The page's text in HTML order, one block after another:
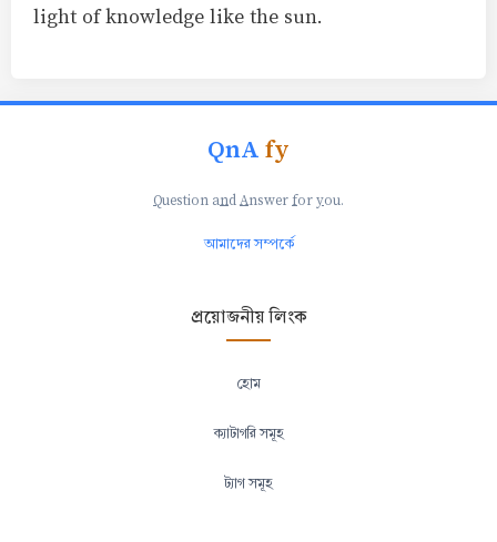
light of knowledge like the sun.
QnAfy
Question andAnswer foryou.
আমাদের সম্পর্কে
প্রয়োজনীয় লিংক
হোম
ক্যাটাগরি সমূহ
ট্যাগ সমূহ